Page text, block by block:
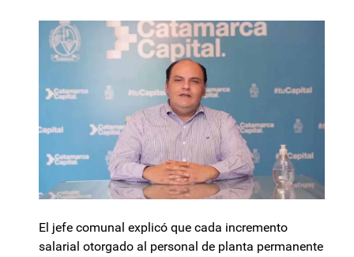
El jefe comunal explicó que cada incremento
salarial otorgado al personal de planta permanente